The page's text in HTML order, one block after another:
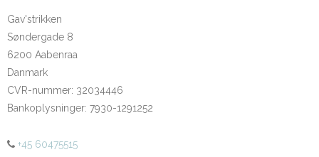
Gav'strikken
Søndergade 8
6200 Aabenraa
Danmark
CVR-nummer: 32034446
Bankoplysninger: 7930-1291252
+45 60475515